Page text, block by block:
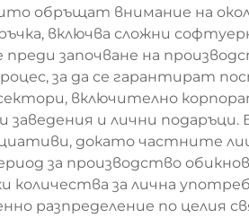
обръщат внимание на
включва сложни
започване на
за да се гарантират
включително
и лични
докато частните
за производство
количества за лична
разпределение по целия